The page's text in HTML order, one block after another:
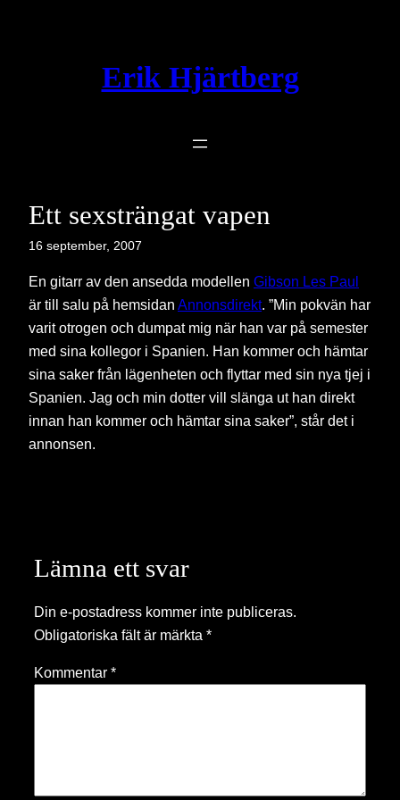
Erik Hjärtberg
Ett sexsträngat vapen
16 september, 2007
En gitarr av den ansedda modellen Gibson Les Paul
är till salu på hemsidan Annonsdirekt. ”Min pokvän har
varit otrogen och dumpat mig när han var på semester
med sina kollegor i Spanien. Han kommer och hämtar
sina saker från lägenheten och flyttar med sin nya tjej i
Spanien. Jag och min dotter vill slänga ut han direkt
innan han kommer och hämtar sina saker”, står det i
annonsen.
Lämna ett svar
Din e-postadress kommer inte publiceras.
Obligatoriska fält är märkta *
Kommentar *